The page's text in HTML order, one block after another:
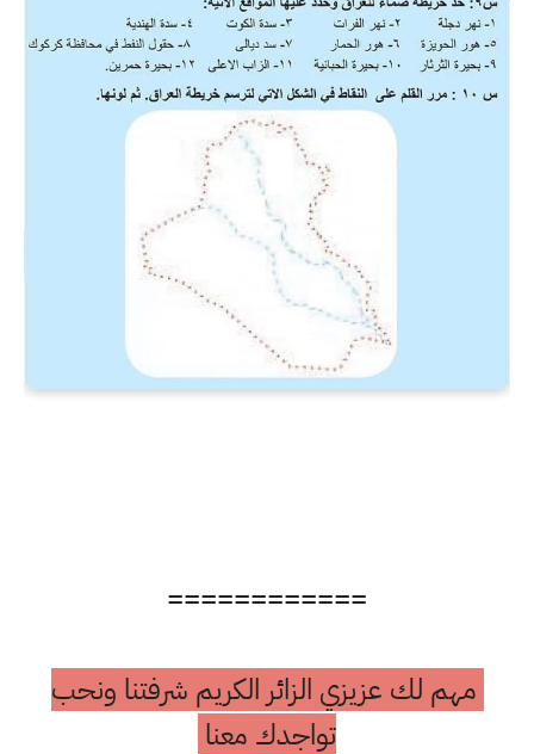
============
مهم لك عزيزي الزائر الكريم شرفتنا ونحب
تواجدك معنا